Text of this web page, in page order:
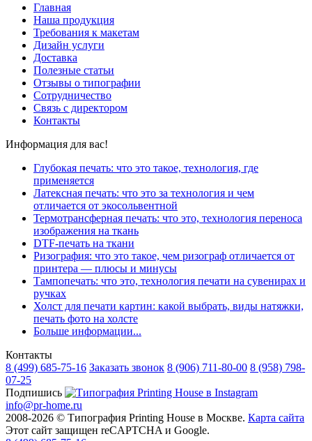
Главная
Наша продукция
Требования к макетам
Дизайн услуги
Доставка
Полезные статьи
Отзывы о типографии
Сотрудничество
Связь с директором
Контакты
Информация для вас!
Глубокая печать: что это такое, технология, где
применяется
Латексная печать: что это за технология и чем
отличается от экосольвентной
Термотрансферная печать: что это, технология переноса
изображения на ткань
DTF-печать на ткани
Ризография: что это такое, чем ризограф отличается от
принтера — плюсы и минусы
Тампопечать: что это, технология печати на сувенирах и
ручках
Холст для печати картин: какой выбрать, виды натяжки,
печать фото на холсте
Больше информации...
Контакты
8 (499) 685-75-16 Заказать звонок 8 (906) 711-80-00 8 (958) 798-
07-25
Подпишись
info@pr-home.ru
2008-2026 © Типография Printing House в Москве. Карта сайта
Этот сайт защищен reCAPTCHA и Google.